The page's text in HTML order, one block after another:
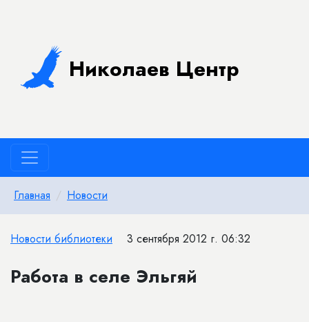
Николаев Центр
Главная Новости
Новости библиотеки 3 сентября 2012 г. 06:32
Работа в селе Эльгяй